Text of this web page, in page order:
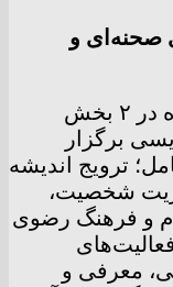
صحنه‌ای و
بلاغی با اشاره به اینکه این جشنواره در ۲ بخش
برگزار
ترویج اندیشه
شخصیت،
و فرهنگ رضوی
معرفی و